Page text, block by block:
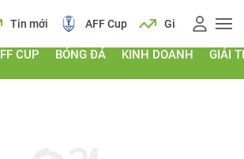
Tin mới AFF Cup Giá vàng
CUP BÓNG ĐÁ KINH DOANH GIẢI